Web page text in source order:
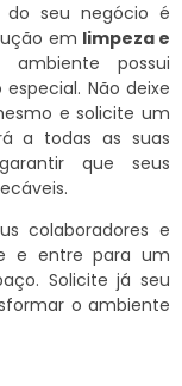
do seu negócio é
em limpeza e
possui
Não deixe
e solicite um
a todas as suas
que seus
colaboradores e
e entre para um
Solicite já seu
o ambiente